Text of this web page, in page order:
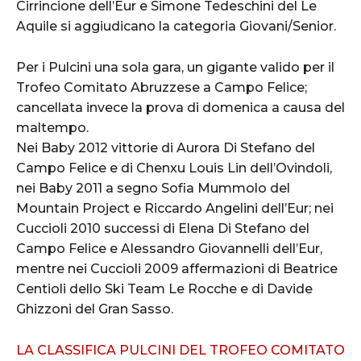
Cirrincione dell’Eur e Simone Tedeschini del Le
Aquile si aggiudicano la categoria Giovani/Senior.
Per i Pulcini una sola gara, un gigante valido per il
Trofeo Comitato Abruzzese a Campo Felice;
cancellata invece la prova di domenica a causa del
maltempo.
Nei Baby 2012 vittorie di Aurora Di Stefano del
Campo Felice e di Chenxu Louis Lin dell’Ovindoli,
nei Baby 2011 a segno Sofia Mummolo del
Mountain Project e Riccardo Angelini dell’Eur; nei
Cuccioli 2010 successi di Elena Di Stefano del
Campo Felice e Alessandro Giovannelli dell’Eur,
mentre nei Cuccioli 2009 affermazioni di Beatrice
Centioli dello Ski Team Le Rocche e di Davide
Ghizzoni del Gran Sasso.
LA CLASSIFICA PULCINI DEL TROFEO COMITATO